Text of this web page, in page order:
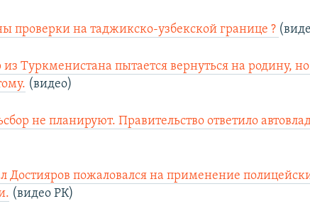
проверки на таджикско-узбекской границе ?
Туркменистана пытается вернуться на родину, но
(видео)
не планируют. Правительство ответило
Достияров пожаловался на применение
(видео РК)